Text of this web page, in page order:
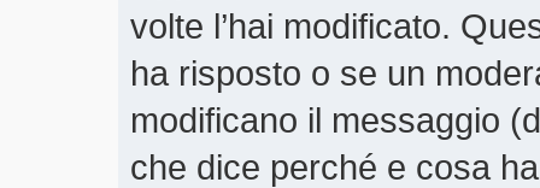
volte l’hai modificato.
ha risposto o se un
modificano il messaggio
che dice perché e cosa